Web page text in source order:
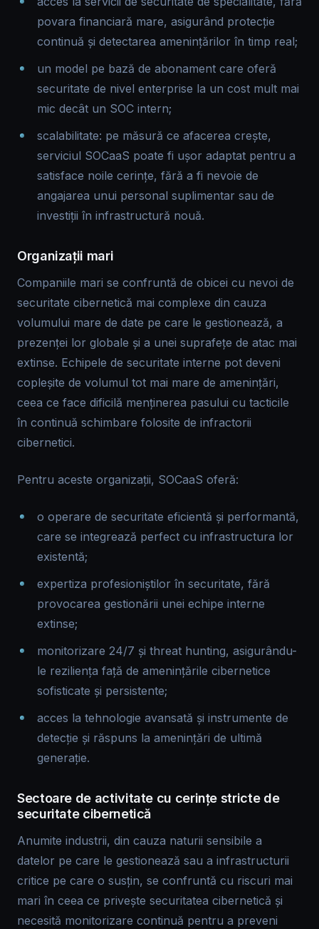
povara financiară mare, asigurând protecție
continuă și detectarea amenințărilor în timp real;
un model pe bază de abonament care oferă
securitate de nivel enterprise la un cost mult mai
mic decât un SOC intern;
scalabilitate: pe măsură ce afacerea crește,
serviciul SOCaaS poate fi ușor adaptat pentru a
satisface noile cerințe, fără a fi nevoie de
angajarea unui personal suplimentar sau de
investiții în infrastructură nouă.
Organizații mari
Companiile mari se confruntă de obicei cu nevoi de
securitate cibernetică mai complexe din cauza
volumului mare de date pe care le gestionează, a
prezenței lor globale și a unei suprafețe de atac mai
extinse. Echipele de securitate interne pot deveni
copleșite de volumul tot mai mare de amenințări,
ceea ce face dificilă menținerea pasului cu tacticile
în continuă schimbare folosite de infractorii
cibernetici.
Pentru aceste organizații, SOCaaS oferă:
o operare de securitate eficientă și performantă,
care se integrează perfect cu infrastructura lor
existentă;
expertiza profesioniștilor în securitate, fără
provocarea gestionării unei echipe interne
extinse;
monitorizare 24/7 și threat hunting, asigurându-
le reziliența față de amenințările cibernetice
sofisticate și persistente;
acces la tehnologie avansată și instrumente de
detecție și răspuns la amenințări de ultimă
generație.
Sectoare de activitate cu cerințe stricte de
securitate cibernetică
Anumite industrii, din cauza naturii sensibile a
datelor pe care le gestionează sau a infrastructurii
critice pe care o susțin, se confruntă cu riscuri mai
mari în ceea ce privește securitatea cibernetică și
necesită monitorizare continuă pentru a preveni